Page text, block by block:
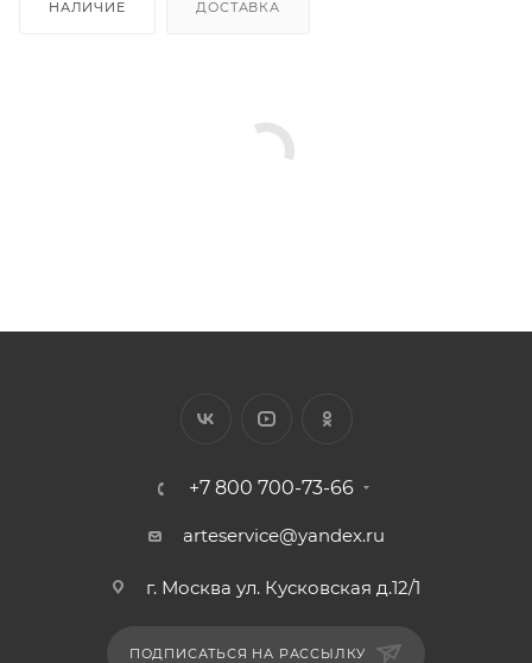
НАЛИЧИЕ ДОСТАВКА
+7 800 700-73-66
arteservice@yandex.ru
г. Москва ул. Кусковская д.12/1
ПОДПИСАТЬСЯ НА РАССЫЛКУ